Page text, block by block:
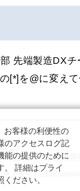
部 先端製造DX
[*]を@に変えて
法人番号
お客様の利便性の
のアクセスログ記
能の提供のために
。 詳細はプライ
ださい。